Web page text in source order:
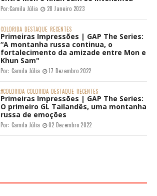
Por:Camila Júlia 28 Janeiro 2023
COLORIDA DESTAQUE RECENTES
Primeiras Impressões | GAP The Series:
“A montanha russa continua, o
fortalecimento da amizade entre Mon e
Khun Sam"
Por: Camila Júlia 17 Dezembro 2022
#COLORIDA COLORIDA DESTAQUE RECENTES
Primeiras Impressões | GAP The Series:
O primeiro GL Tailandês, uma montanha
russa de emoções
Por: Camila Júlia 02 Dezembro 2022